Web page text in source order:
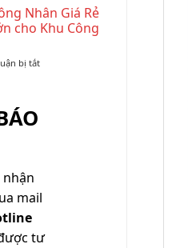
Branding,
Dễ
Triển
SLL
quà
tặng
doanh
dưới
Nhân Giá Rẻ
cho Khu Công
bị tắtở
Nghiệp
mail
tư